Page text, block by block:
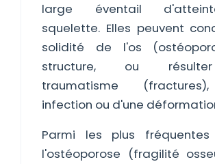
large éventail
squelette. Elles peuvent
solidité de l'os
structure, ou
traumatisme
infection ou d'une
Parmi les plus fréquentes
l'ostéoporose (fragilité